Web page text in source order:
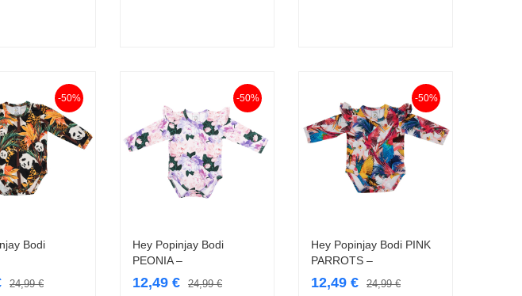
-50%
Vali
Bodi
24,99€
-50%
Vali
Hey Popinjay Bodi
PEONIA –
24,99€
12,49 €
-50%
Vali
Hey Popinjay Bodi PINK
PARROTS –
24,99€
12,49 €